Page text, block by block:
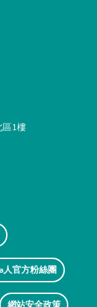
區1樓
人官方粉絲團